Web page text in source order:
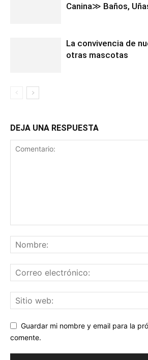
Canina≫ Baños,
La convivencia de
otras mascotas
DEJA UNA RESPUESTA
Guardar mi nombre y email para la
comente.